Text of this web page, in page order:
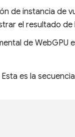
de instancia de
el resultado de
de WebGPU
es la